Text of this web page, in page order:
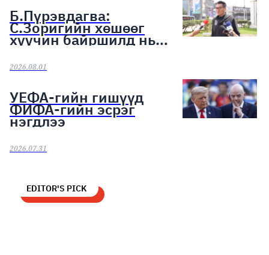
Б.Пүрэвдагва:
С.Зоригийн хөшөөг
хуучин байршилд нь
байрлуулахыг үүрэг
болголоо
2026.08.01
УЕФА-гийн гишүүд
ФИФА-гийн эсрэг
нэгдлээ
2026.07.31
EDITOR'S PICK